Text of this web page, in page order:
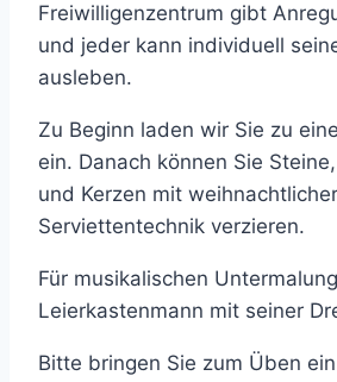
Freiwilligenzentrum gibt
und jeder kann individuell
ausleben.
Zu Beginn laden wir Sie zu
ein. Danach können Sie
und Kerzen mit weihnachtlicher
Serviettentechnik verzieren.
Für musikalischen
Leierkastenmann mit seiner
Bitte bringen Sie zum Üben